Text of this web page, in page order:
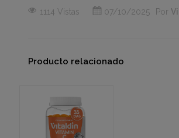
1114 Vistas 07/10/2025 Por
Producto relacionado